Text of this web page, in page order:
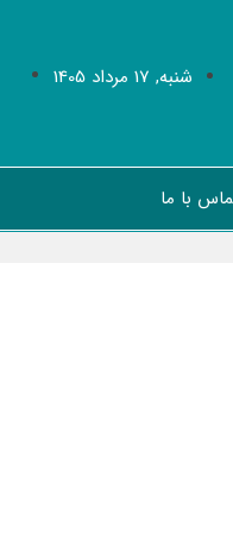
شنبه, 17 مرداد 1405
با ما